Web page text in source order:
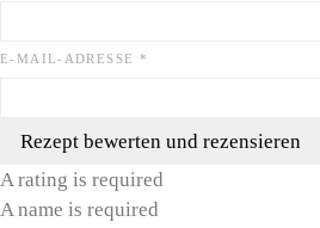
E-MAIL-ADRESSE *
Rezept bewerten und rezensieren
A rating is required
A name is required